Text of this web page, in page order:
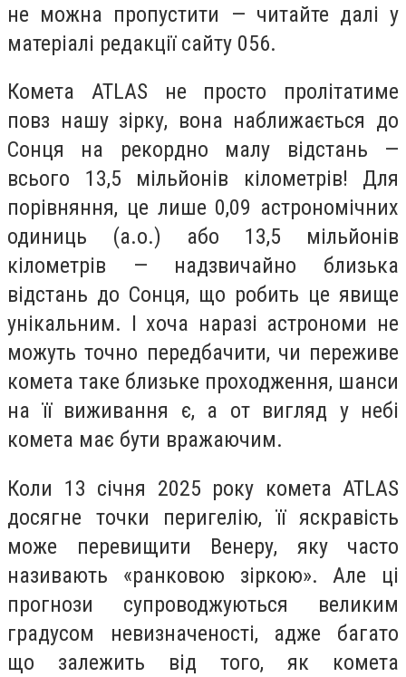
не можна пропустити — читайте далі у
матеріалі редакції сайту 056.
Комета ATLAS не просто пролітатиме
повз нашу зірку, вона наближається до
Сонця на рекордно малу відстань —
всього 13,5 мільйонів кілометрів! Для
порівняння, це лише 0,09 астрономічних
одиниць (а.о.) або 13,5 мільйонів
кілометрів — надзвичайно близька
відстань до Сонця, що робить це явище
унікальним. І хоча наразі астрономи не
можуть точно передбачити, чи переживе
комета таке близьке проходження, шанси
на її виживання є, а от вигляд у небі
комета має бути вражаючим.
Коли 13 січня 2025 року комета ATLAS
досягне точки перигелію, її яскравість
може перевищити Венеру, яку часто
називають «ранковою зіркою». Але ці
прогнози супроводжуються великим
градусом невизначеності, адже багато
що залежить від того, як комета